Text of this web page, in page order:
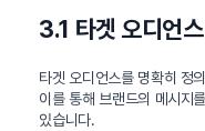
3.1 타겟 오디언스
타겟 오디언스를 명확히 정
이를 통해 브랜드의 메시지
있습니다.